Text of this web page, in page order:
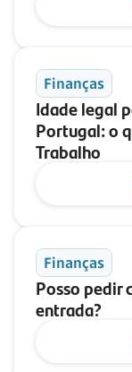
Finanças
Idade legal
Portugal: o
Trabalho
Finanças
Posso pedir
entrada?